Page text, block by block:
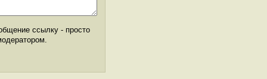
ссылку - просто